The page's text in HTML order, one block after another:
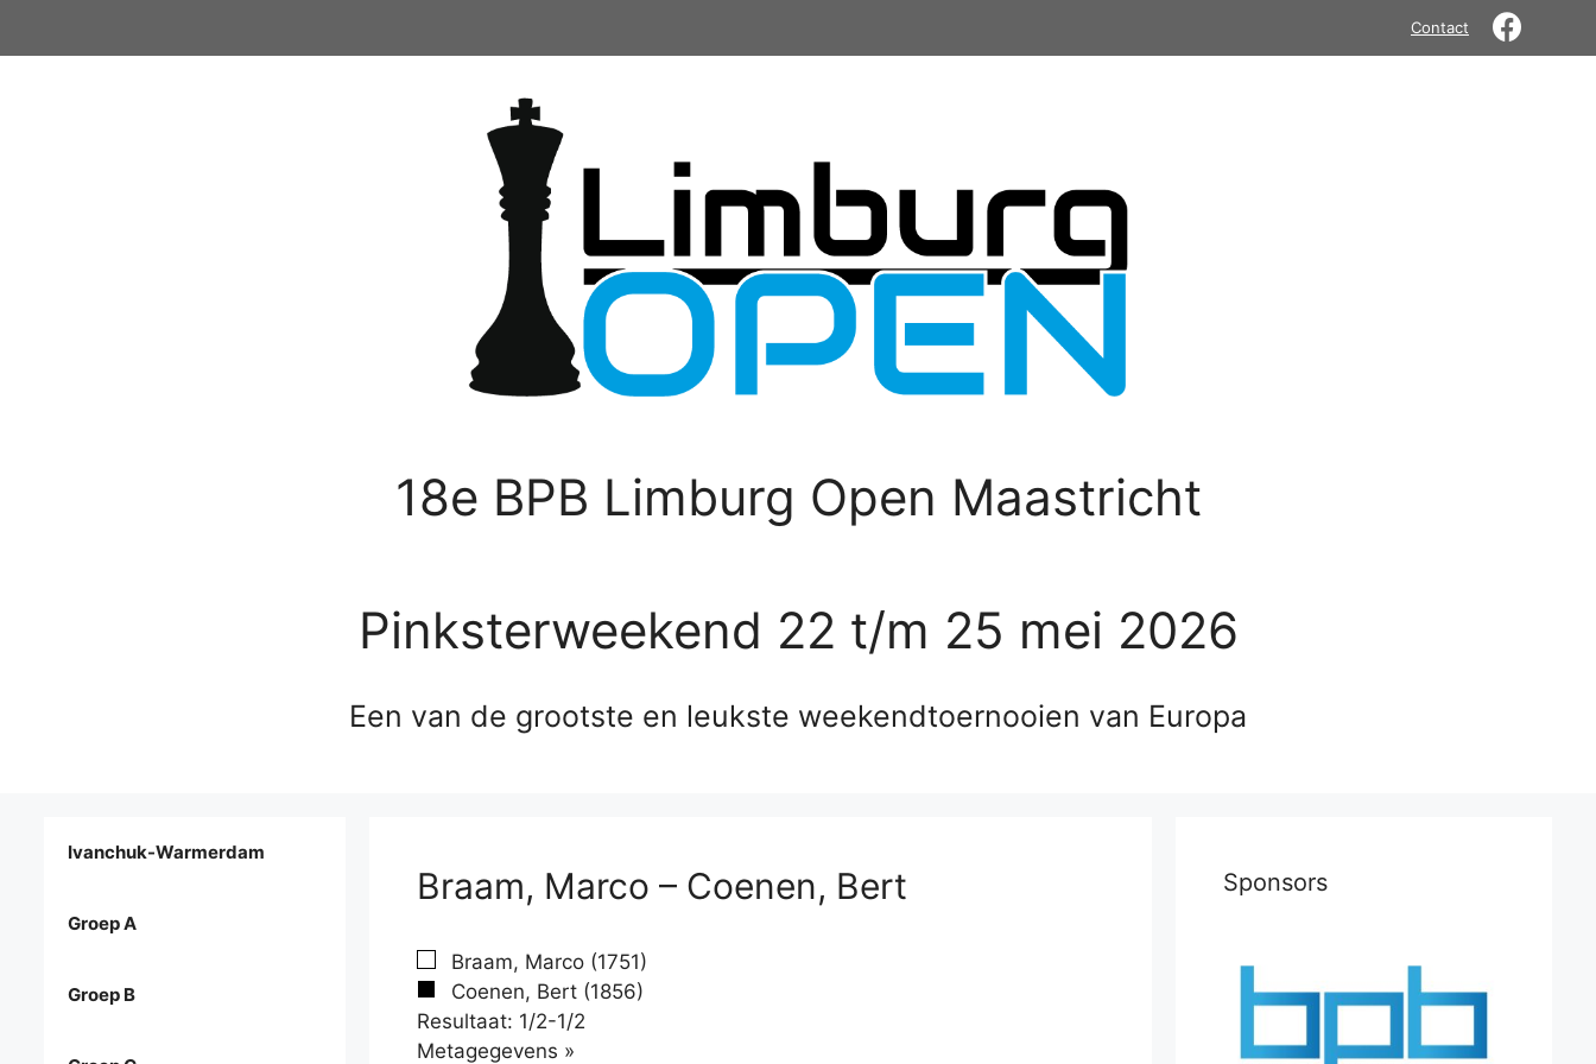
Contact
18e BPB Limburg Open Maastricht
Pinksterweekend 22 t/m 25 mei 2026
Een van de grootste en leukste weekendtoernooien van Europa
Braam, Marco – Coenen, Bert
Braam, Marco (1751)
Coenen, Bert (1856)
Resultaat: 1/2-1/2
Metagegevens »
Ivanchuk-Warmerdam
Groep A
Groep B
Sponsors